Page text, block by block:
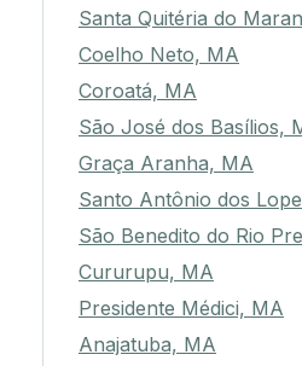
Santa Quitéria do
Coelho Neto, MA
Coroatá, MA
São José dos Basílios,
Graça Aranha, MA
Santo Antônio dos
São Benedito do Rio
Cururupu, MA
Presidente Médici, MA
Anajatuba, MA